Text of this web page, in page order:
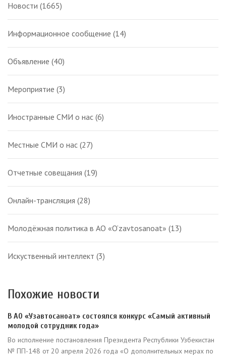
Новости (1665)
Информационное сообщение (14)
Объявление (40)
Мероприятие (3)
Иностранные СМИ о нас (6)
Местные СМИ о нас (27)
Отчетные совещания (19)
Онлайн-трансляция (28)
Молодёжная политика в АО «O‘zavtosanoat» (13)
Искуственный интеллект (3)
Похожие новости
В АО «Узавтосаноат» состоялся конкурс «Самый активный
молодой сотрудник года»
Во исполнение постановления Президента Республики Узбекистан
№ ПП-148 от 20 апреля 2026 года «О дополнительных мерах по